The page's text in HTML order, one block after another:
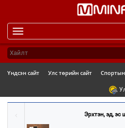
Үндсэн сайт Улс төрийн сайт Спортын
Эрхтэн, эд, эс